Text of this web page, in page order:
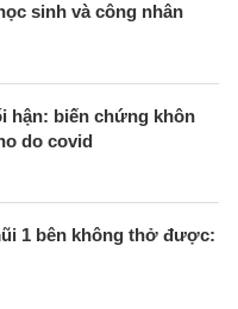
sinh và công nhân
hận: biến chứng khôn
do covid
1 bên không thở được: